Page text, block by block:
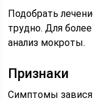
Подобрать
трудно. Для
анализ мокроты.
Признаки
Симптомы